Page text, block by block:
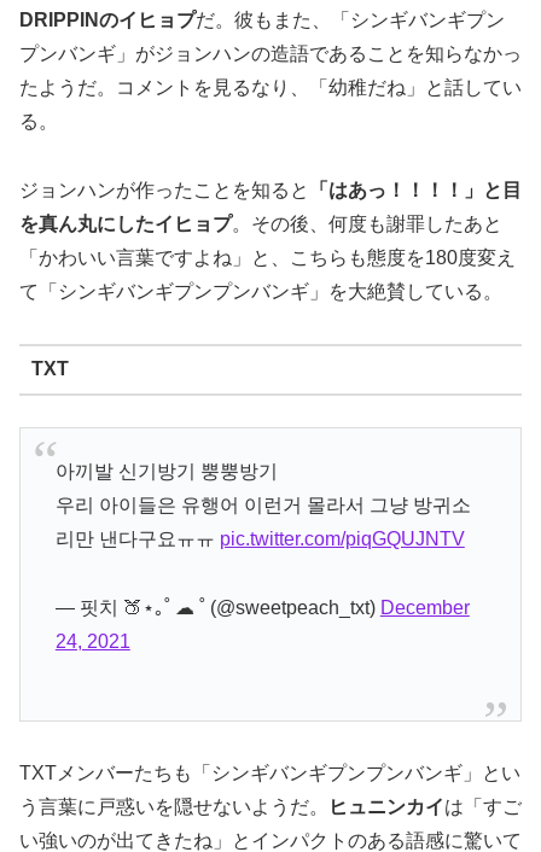
DRIPPINのイヒョプだ。彼もまた、「シンギバンギプン
プンバンギ」がジョンハンの造語であることを知らなかっ
たようだ。コメントを見るなり、「幼稚だね」と話してい
る。
ジョンハンが作ったことを知ると
「はあっ！！！！」と目
を真ん丸にしたイヒョプ。その後、何度も謝罪したあと
「かわいい言葉ですよね」と、こちらも態度を180度変え
て「シンギバンギプンプンバンギ」を大絶賛している。
TXT
아끼발 신기방기 뿡뿡방기
우리 아이들은 유행어 이런거 몰라서 그냥 방귀소
리만 낸다구요ㅠㅠ pic.twitter.com/piqGQUJNTV
— 핏치 🍑⋆｡˚ ☁︎ ˚ (@sweetpeach_txt) December
24, 2021
TXTメンバーたちも「シンギバンギプンプンバンギ」とい
う言葉に戸惑いを隠せないようだ。
ヒュニンカイは「すご
い強いのが出てきたね」とインパクトのある語感に驚いて